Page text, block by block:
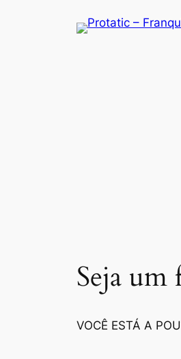
Seja um
VOCÊ ESTÁ A